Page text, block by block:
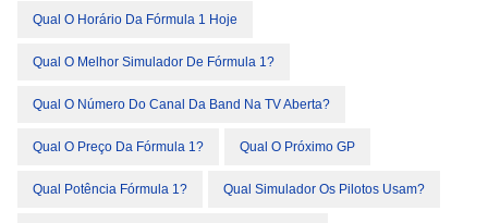
Qual O Horário Da Fórmula 1 Hoje
Qual O Melhor Simulador De Fórmula 1?
Qual O Número Do Canal Da Band Na TV Aberta?
Qual O Preço Da Fórmula 1? Qual O Próximo GP
Qual Potência Fórmula 1? Qual Simulador Os Pilotos Usam?